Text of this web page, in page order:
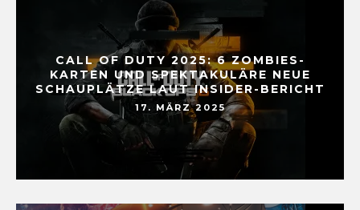
CALL OF DUTY 2025: 6 ZOMBIES-
KARTEN UND SPEKTAKULÄRE NEUE
SCHAUPLÄTZE LAUT INSIDER-BERICHT
17. MÄRZ 2025